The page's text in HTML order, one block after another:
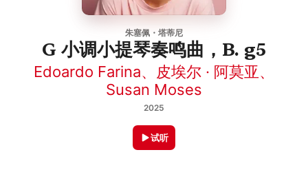
朱塞佩・塔蒂尼
G 小调小提琴奏鸣曲，B. g5
Edoardo Farina、 皮埃尔 · 阿莫亚、
Susan Moses
2025
试听